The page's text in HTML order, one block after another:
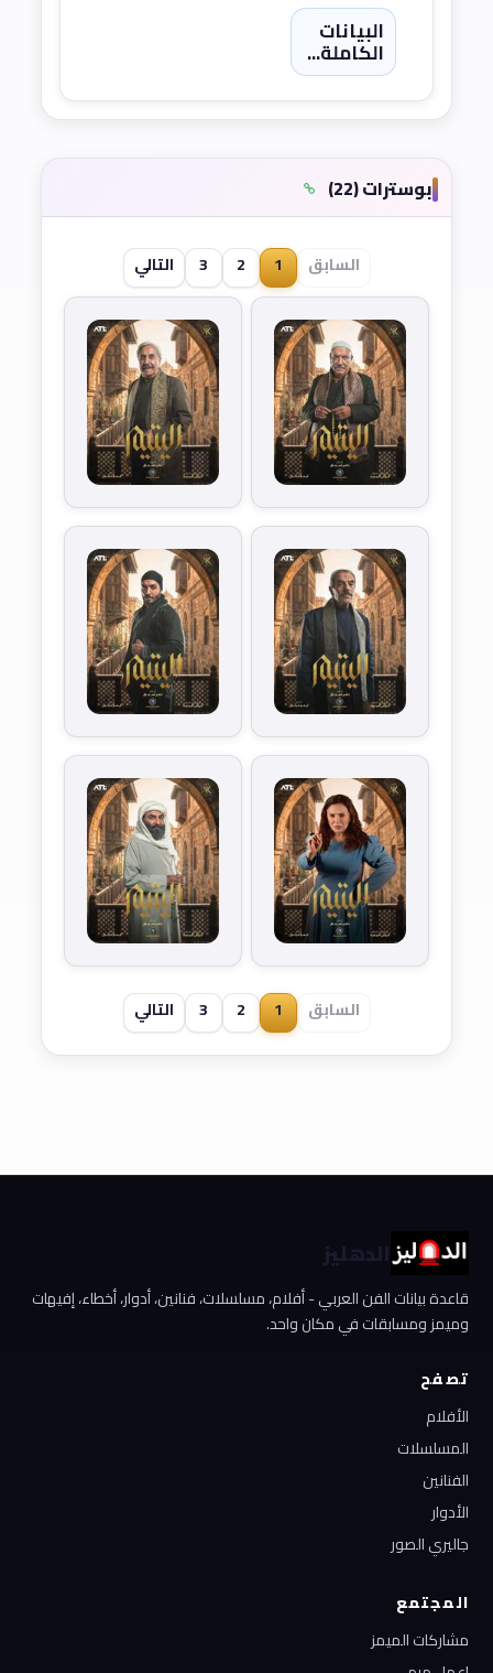
البيانات
الكاملة...
بوسترات (22)
السابق 1
2
3 التالي
السابق 1
2
3 التالي
الدهليز
قاعدة بيانات الفن العربي - أفلام، مسلسلات، فنانين، أدوار، أخطاء، إفيهات
وميمز ومسابقات في مكان واحد.
تصفح
الأفلام
المسلسلات
الفنانين
الأدوار
جاليري الصور
المجتمع
مشاركات الميمز